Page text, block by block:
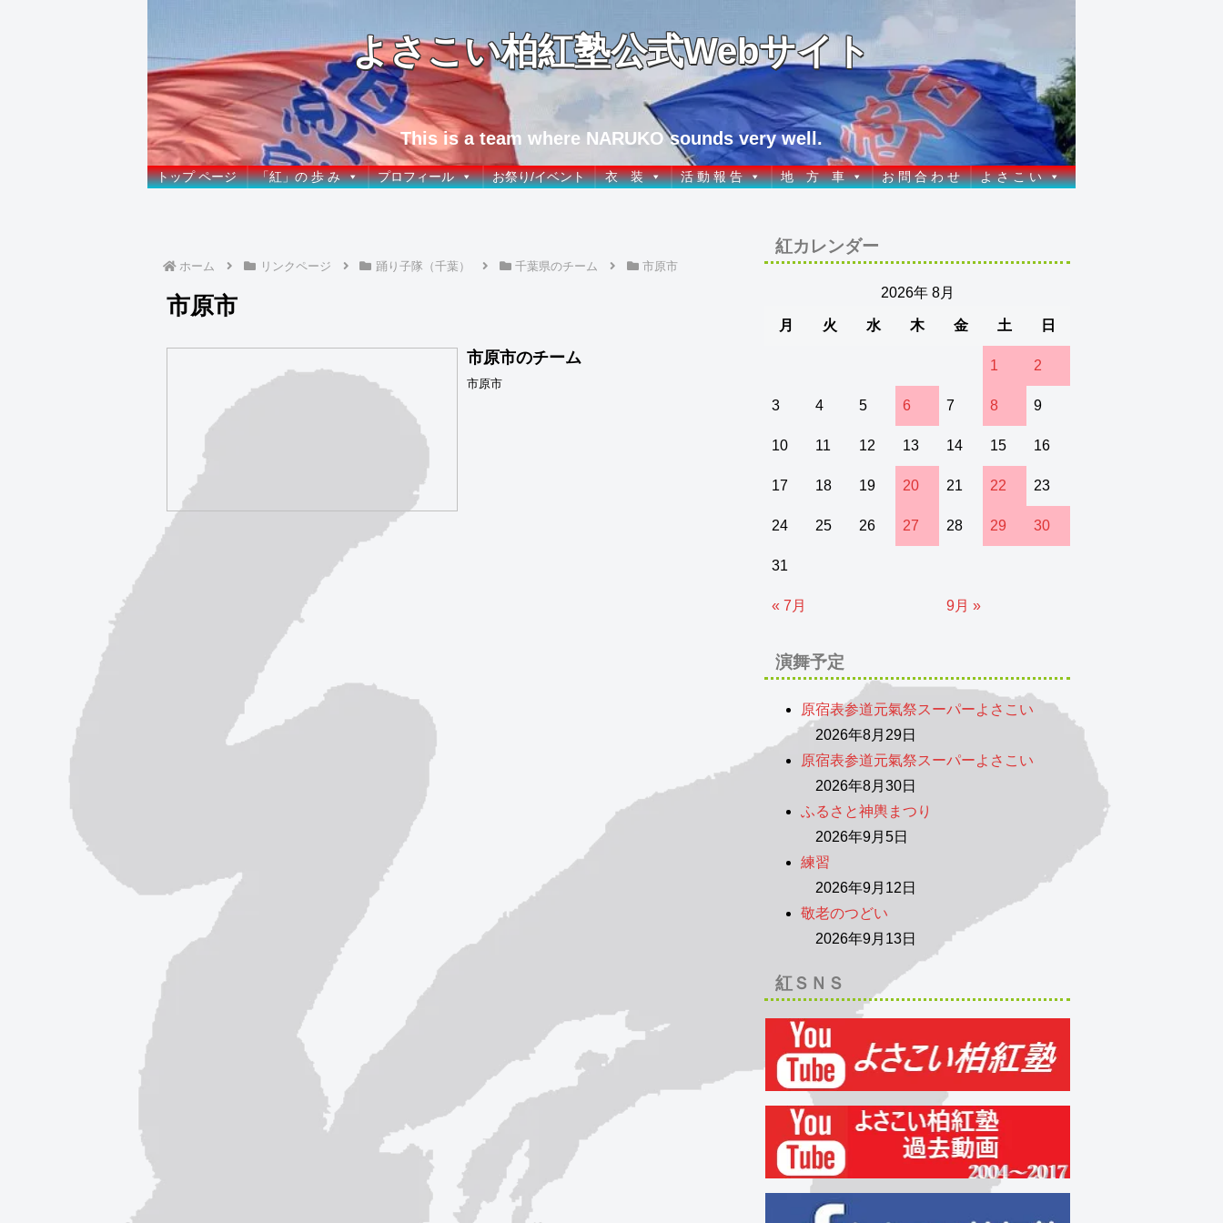
よさこい柏紅塾公式Webサイト
This is a team where NARUKO sounds very well.
トップ ページ 「紅」の 歩 み プロフィール お祭り/イベント 衣 装 活 動 報 告 地 方 車 お 問 合 わ せ よ さ こ い
ホーム リンクページ 踊り子隊（千葉） 千葉県のチーム 市原市
市原市
市原市のチーム
市原市
紅カレンダー
2026年 8月
月 火 水 木 金 土 日
1 2
3 4 5 6 7 8 9
10 11 12 13 14 15 16
17 18 19 20 21 22 23
24 25 26 27 28 29 30
31
« 7月 9月 »
演舞予定
原宿表参道元氣祭スーパーよさこい
2026年8月29日
原宿表参道元氣祭スーパーよさこい
2026年8月30日
ふるさと神輿まつり
2026年9月5日
練習
2026年9月12日
敬老のつどい
2026年9月13日
紅ＳＮＳ